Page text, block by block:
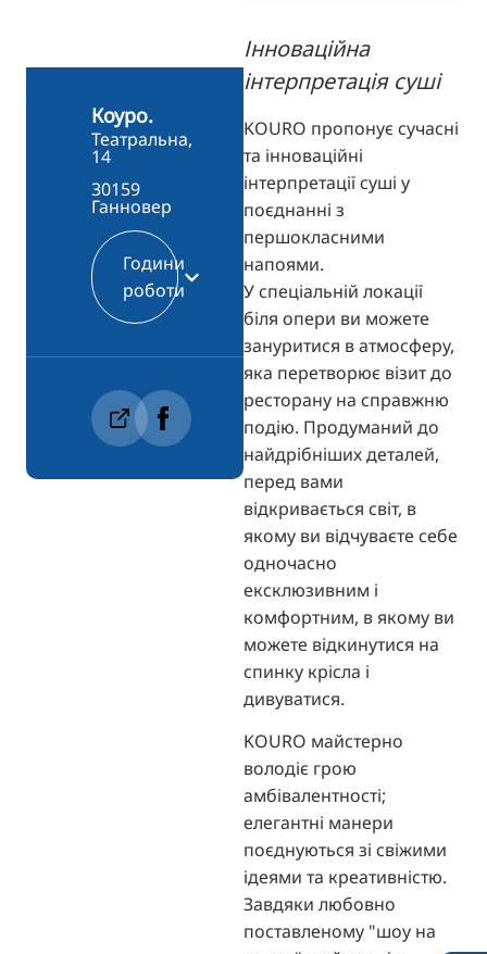
Інноваційна
інтерпретація суші
KOURO пропонує сучасні
та інноваційні
інтерпретації суші у
поєднанні з
першокласними
напоями.
У спеціальній локації
біля опери ви можете
зануритися в атмосферу,
яка перетворює візит до
ресторану на справжню
подію. Продуманий до
найдрібніших деталей,
перед вами
відкривається світ, в
якому ви відчуваєте себе
одночасно
ексклюзивним і
комфортним, в якому ви
можете відкинутися на
спинку крісла і
дивуватися.
KOURO майстерно
володіє грою
амбівалентності;
елегантні манери
поєднуються зі свіжими
ідеями та креативністю.
Завдяки любовно
поставленому "шоу на
Коуро.
Театральна,
14
30159
Ганновер
Години
роботи